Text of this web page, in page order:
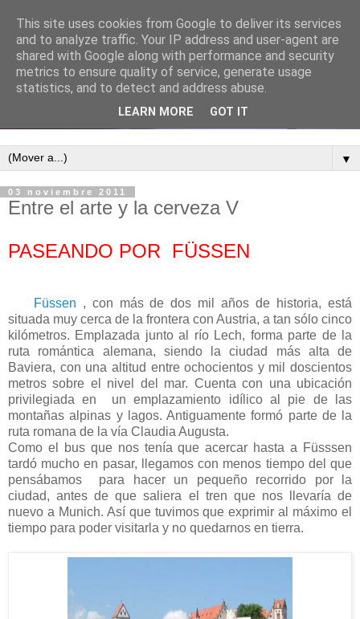
▼
03 noviembre 2011
Entre el arte y la cerveza V
PASEANDO POR FÜSSEN
Füssen , con más de dos mil años de historia, está
situada muy cerca de la frontera con Austria, a tan sólo cinco
kilómetros. Emplazada junto al río Lech, forma parte de la
ruta romántica alemana, siendo la ciudad más alta de
Baviera, con una altitud entre ochocientos y mil doscientos
metros sobre el nivel del mar. Cuenta con una ubicación
privilegiada en un emplazamiento idílico al pie de las
montañas alpinas y lagos. Antiguamente formó parte de la
ruta romana de la vía Claudia Augusta.
Como el bus que nos tenía que acercar hasta a Füsssen
tardó mucho en pasar, llegamos con menos tiempo del que
pensábamos para hacer un pequeño recorrido por la
ciudad, antes de que saliera el tren que nos llevaría de
nuevo a Munich. Así que tuvimos que exprimir al máximo el
tiempo para poder visitarla y no quedarnos en tierra.
This site uses cookies from Google to deliver its services
and to analyze traffic. Your IP address and user-agent are
shared with Google along with performance and security
metrics to ensure quality of service, generate usage
statistics, and to detect and address abuse.
LEARN MORE GOT IT